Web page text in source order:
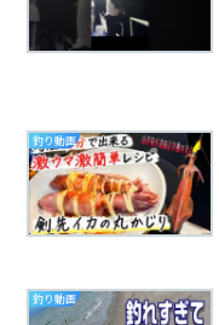
釣り動画
釣り動画